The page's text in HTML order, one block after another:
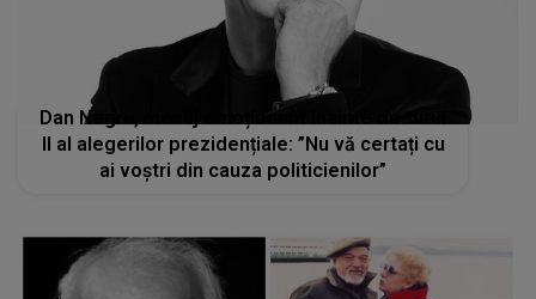
Dan Negru, mesaj emoționant înainte de turul
II al alegerilor prezidențiale: ”Nu vă certați cu
ai voștri din cauza politicienilor”